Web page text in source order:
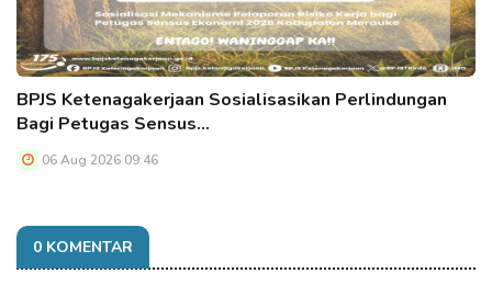
BPJS Ketenagakerjaan Sosialisasikan Perlindungan
Bagi Petugas Sensus…
06 Aug 2026 09:46
0 KOMENTAR